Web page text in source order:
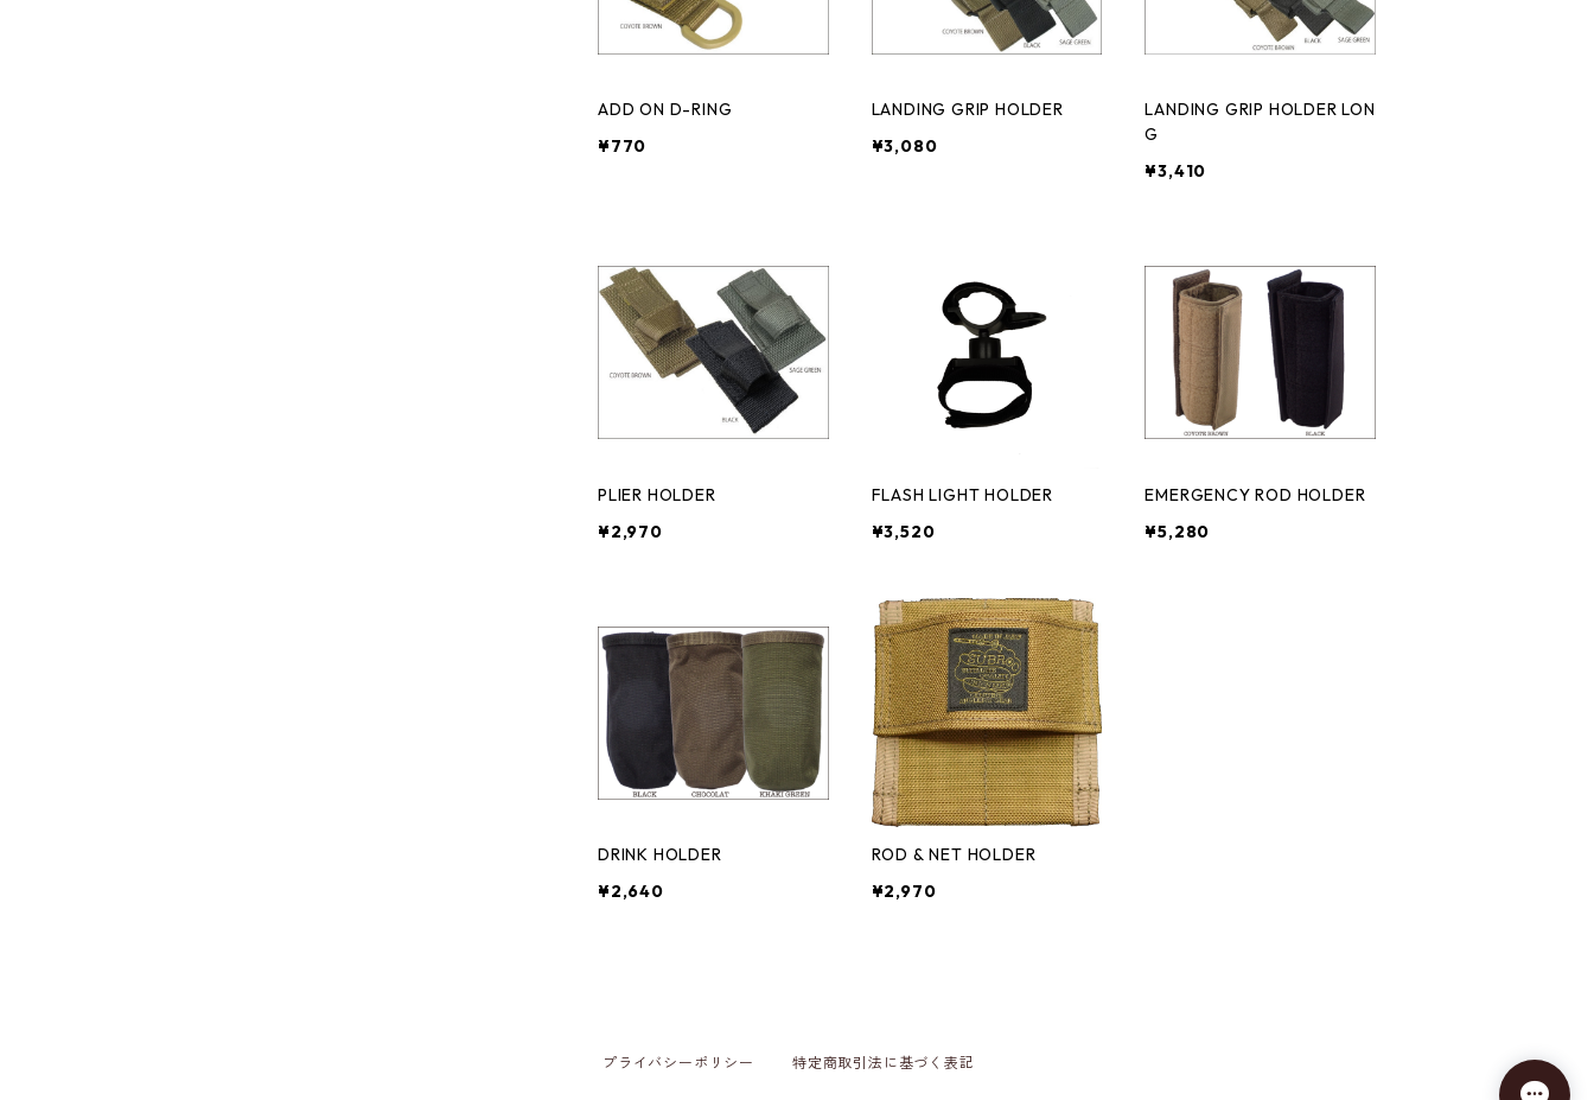
ADD ON D-RING
¥770
LANDING GRIP HOLDER
¥3,080
LANDING GRIP HOLDER LON
G
¥3,410
PLIER HOLDER
¥2,970
FLASH LIGHT HOLDER
¥3,520
EMERGENCY ROD HOLDER
¥5,280
DRINK HOLDER
¥2,640
ROD & NET HOLDER
¥2,970
プライバシーポリシー 特定商取引法に基づく表記